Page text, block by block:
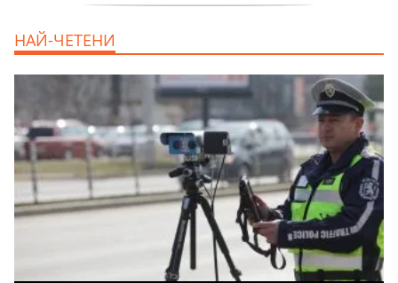
НАЙ-ЧЕТЕНИ